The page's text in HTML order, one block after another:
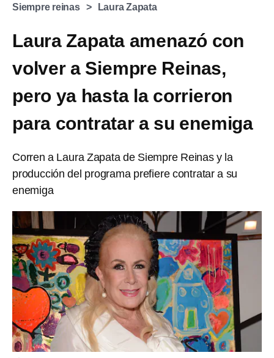
Siempre reinas Laura Zapata
Laura Zapata amenazó con
volver a Siempre Reinas,
pero ya hasta la corrieron
para contratar a su enemiga
Corren a Laura Zapata de Siempre Reinas y la
producción del programa prefiere contratar a su
enemiga